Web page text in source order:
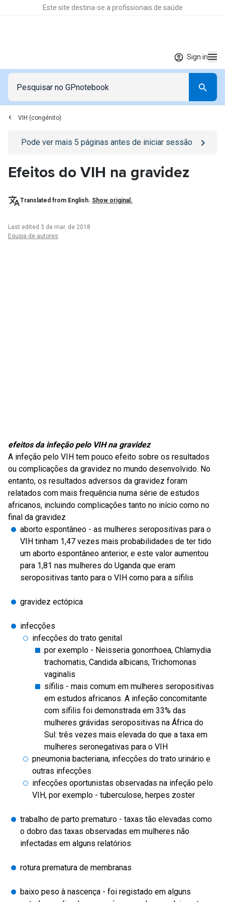
Este site destina-se a profissionais de saúde
Sign in
VIH (congénito)
Go to/sign-inpage
Pode ver mais 5 páginas antes de iniciar sessão
Efeitos do VIH na gravidez
Translated from English. Show original.
Last edited 3 de mar. de 2018
Equipa de autores
efeitos da infeção pelo VIH na gravidez
A infeção pelo VIH tem pouco efeito sobre os resultados
ou complicações da gravidez no mundo desenvolvido. No
entanto, os resultados adversos da gravidez foram
relatados com mais frequência numa série de estudos
africanos, incluindo complicações tanto no início como no
final da gravidez
aborto espontâneo - as mulheres seropositivas para o
VIH tinham 1,47 vezes mais probabilidades de ter tido
um aborto espontâneo anterior, e este valor aumentou
para 1,81 nas mulheres do Uganda que eram
seropositivas tanto para o VIH como para a sífilis
gravidez ectópica
infecções
infecções do trato genital
por exemplo - Neisseria gonorrhoea, Chlamydia
trachomatis, Candida albicans, Trichomonas
vaginalis
sífilis - mais comum em mulheres seropositivas
em estudos africanos. A infeção concomitante
com sífilis foi demonstrada em 33% das
mulheres grávidas seropositivas na África do
Sul: três vezes mais elevada do que a taxa em
mulheres seronegativas para o VIH
pneumonia bacteriana, infecções do trato urinário e
outras infecções
infecções oportunistas observadas na infeção pelo
VIH, por exemplo - tuberculose, herpes zoster
trabalho de parto prematuro - taxas tão elevadas como
o dobro das taxas observadas em mulheres não
infectadas em alguns relatórios
rotura prematura de membranas
baixo peso à nascença - foi registado em alguns